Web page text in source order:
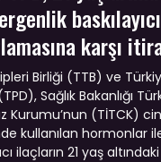
karşı
Birliği (TTB) ve
Sağlık Bakanlığı
Kurumu’nun (TİTCK)
kullanılan hormonlar
ilaçların 21 yaş